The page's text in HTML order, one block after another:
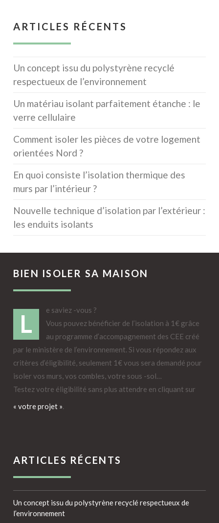
ARTICLES RÉCENTS
Un concept issu du polystyrène recyclé
respectueux de l’environnement
Un matériau isolant parfaitement étanche : le
verre cellulaire
Comment isoler les pièces de votre logement
orientées Nord ?
En quoi consiste l’isolation thermique des
murs par l’intérieur ?
Nouvelle technique d’isolation par l’extérieur :
les enduits isolants
BIEN ISOLER SA MAISON
L
e saviez -vous ?
Vous pouvez bénéficier de l’isolation à 1€ grâce
au programme d’accompagnement des CEE créé
par le ministère de l’environnement. Si vous répondez aux
critères d’éligibilité, seulement 1€ vous sera demandé pour
isoler vos murs, vos combles, votre sous -sol…
Testez votre éligibilité sans plus attendre en cliquant sur
« votre projet ».
ARTICLES RÉCENTS
Un concept issu du polystyrène recyclé respectueux de
l’environnement